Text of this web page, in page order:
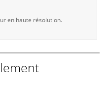
en haute résolution.